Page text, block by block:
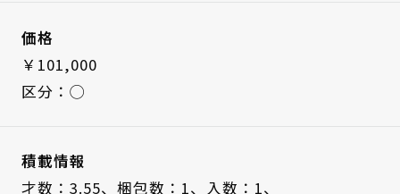
価格
￥101,000
区分：◯
積載情報
才数：3.55、 梱包数：1、 入数：1、